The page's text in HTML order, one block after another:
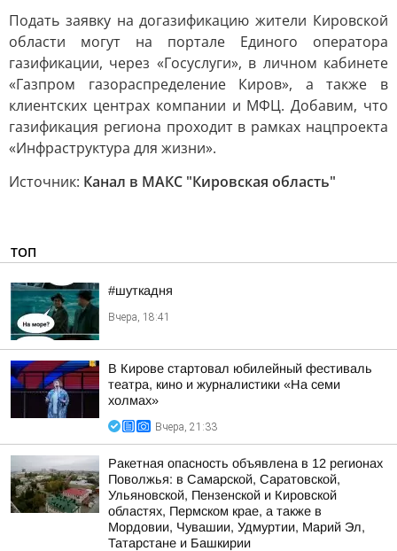
Подать заявку на догазификацию жители Кировской
области могут на портале Единого оператора
газификации, через «Госуслуги», в личном кабинете
«Газпром газораспределение Киров», а также в
клиентских центрах компании и МФЦ. Добавим, что
газификация региона проходит в рамках нацпроекта
«Инфраструктура для жизни».
Источник: Канал в МАКС "Кировская область"
ТОП
#шуткадня
Вчера, 18:41
В Кирове стартовал юбилейный фестиваль
театра, кино и журналистики «На семи
холмах»
Вчера, 21:33
Ракетная опасность объявлена в 12 регионах
Поволжья: в Самарской, Саратовской,
Ульяновской, Пензенской и Кировской
областях, Пермском крае, а также в
Мордовии, Чувашии, Удмуртии, Марий Эл,
Татарстане и Башкирии